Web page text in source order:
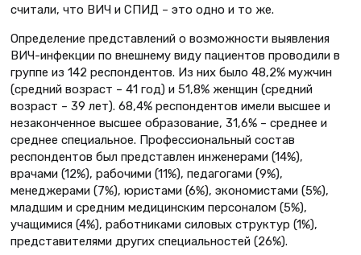
считали, что ВИЧ и СПИД – это одно и то же.
Определение представлений о возможности выявления
ВИЧ-инфекции по внешнему виду пациентов проводили в
группе из 142 респондентов. Из них было 48,2% мужчин
(средний возраст – 41 год) и 51,8% женщин (средний
возраст – 39 лет). 68,4% респондентов имели высшее и
незаконченное высшее образование, 31,6% – среднее и
среднее специальное. Профессиональный состав
респондентов был представлен инженерами (14%),
врачами (12%), рабочими (11%), педагогами (9%),
менеджерами (7%), юристами (6%), экономистами (5%),
младшим и средним медицинским персоналом (5%),
учащимися (4%), работниками силовых структур (1%),
представителями других специальностей (26%).